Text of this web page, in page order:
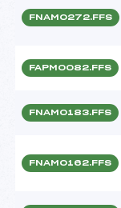
FNAM0272.FFS
FAPM0082.FFS
FNAM0183.FFS
FNAM0162.FFS